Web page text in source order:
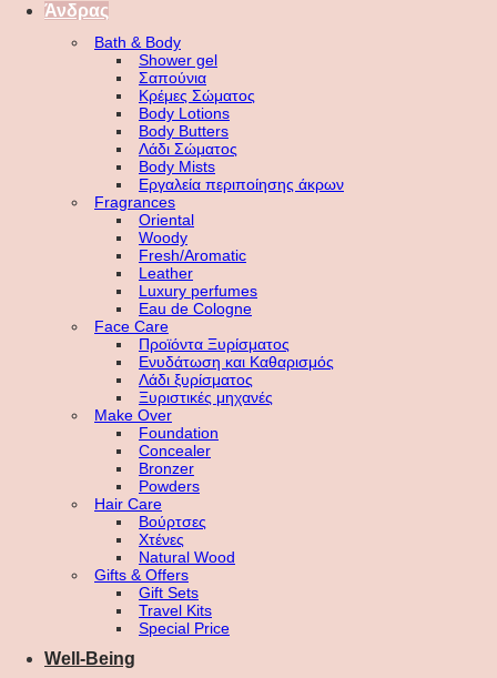
Άνδρας
Bath & Body
Shower gel
Σαπούνια
Κρέμες Σώματος
Body Lotions
Body Butters
Λάδι Σώματος
Body Mists
Εργαλεία περιποίησης άκρων
Fragrances
Oriental
Woody
Fresh/Aromatic
Leather
Luxury perfumes
Eau de Cologne
Face Care
Προϊόντα Ξυρίσματος
Ενυδάτωση και Καθαρισμός
Λάδι ξυρίσματος
Ξυριστικές μηχανές
Make Over
Foundation
Concealer
Bronzer
Powders
Hair Care
Βούρτσες
Χτένες
Natural Wood
Gifts & Offers
Gift Sets
Travel Kits
Special Price
Well-Being